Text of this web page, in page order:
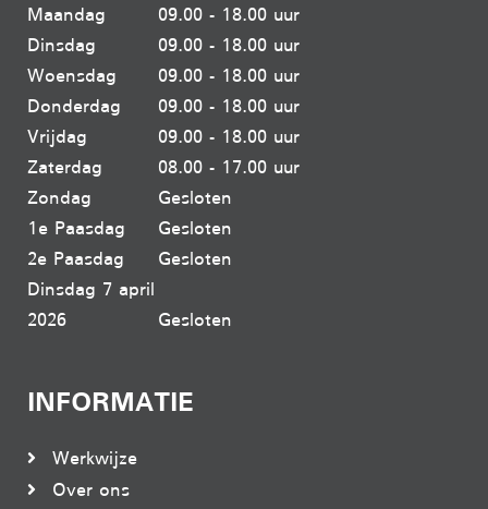
Maandag
09.00 - 18.00 uur
Dinsdag
09.00 - 18.00 uur
Woensdag
09.00 - 18.00 uur
Donderdag
09.00 - 18.00 uur
Vrijdag
09.00 - 18.00 uur
Zaterdag
08.00 - 17.00 uur
Zondag
Gesloten
1e Paasdag
Gesloten
2e Paasdag
Gesloten
Dinsdag 7 april
2026
Gesloten
INFORMATIE
Werkwijze
Over ons